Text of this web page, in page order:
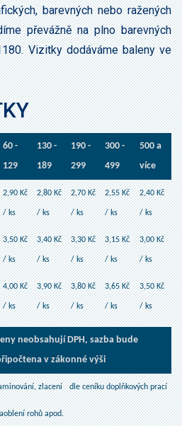
barevných nebo ražených
převážně na plno barevných
Vizitky dodáváme baleny ve
60 -
129
130 -
189
190 -
299
300 -
499
500 a
více
2,90 Kč
/ ks
2,80 Kč
/ ks
2,70 Kč
/ ks
2,55 Kč
/ ks
2,40 Kč
/ ks
3,50 Kč
/ ks
3,40 Kč
/ ks
3,30 Kč
/ ks
3,15 Kč
/ ks
3,00 Kč
/ ks
4,00 Kč
/ ks
3,90 Kč
/ ks
3,80 Kč
/ ks
3,65 Kč
/ ks
3,50 Kč
/ ks
neobsahují DPH, sazba bude
v zákonné výši
zlacení dle ceníku doplňkových prací
rohů apod.